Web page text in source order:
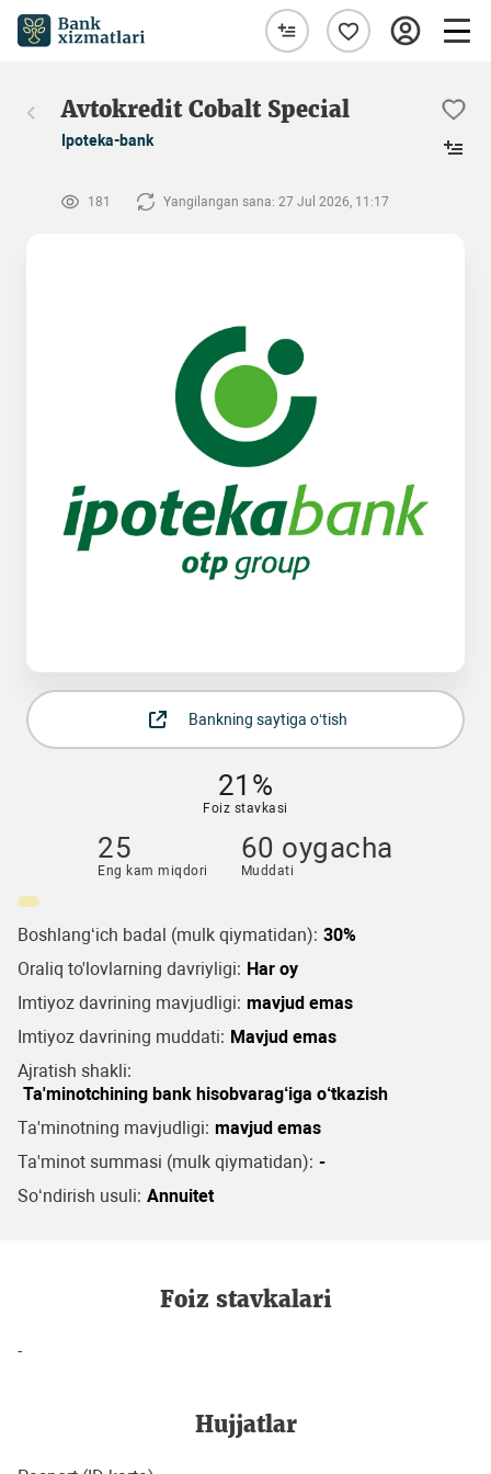
Avtokredit Cobalt Special
Ipoteka-bank
181 Yangilangan sana: 27 Jul 2026, 11:17
Bankning saytiga o‘tish
21%
Foiz stavkasi
25
Eng kam miqdori
60 oygacha
Muddati
Boshlang‘ich badal (mulk qiymatidan): 30%
Oraliq to'lovlarning davriyligi: Har oy
Imtiyoz davrining mavjudligi: mavjud emas
Imtiyoz davrining muddati: Mavjud emas
Ajratish shakli:
Ta'minotchining bank hisobvarag‘iga o‘tkazish
Ta'minotning mavjudligi: mavjud emas
Ta'minot summasi (mulk qiymatidan): -
So‘ndirish usuli: Annuitet
Foiz stavkalari
-
Hujjatlar